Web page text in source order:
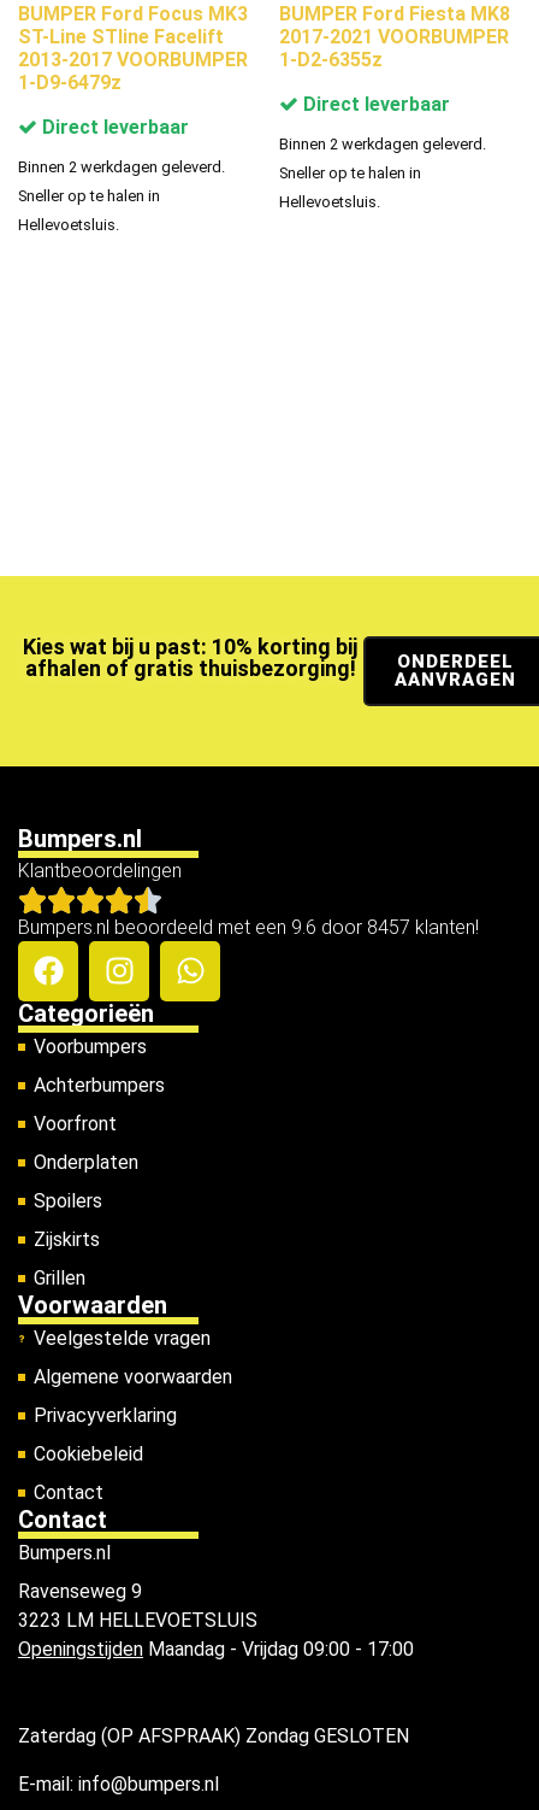
BUMPER Ford Focus MK3
ST-Line STline Facelift
2013-2017 VOORBUMPER
1-D9-6479z
Direct leverbaar
Binnen 2 werkdagen geleverd.
Sneller op te halen in
Hellevoetsluis.
BUMPER Ford Fiesta MK8
2017-2021 VOORBUMPER
1-D2-6355z
Direct leverbaar
Binnen 2 werkdagen geleverd.
Sneller op te halen in
Hellevoetsluis.
Kies wat bij u past: 10% korting bij
afhalen of gratis thuisbezorging!
ONDERDEEL
AANVRAGEN
Bumpers.nl
Klantbeoordelingen
Bumpers.nl beoordeeld met een 9.6 door 8457 klanten!
Categorieën
Voorbumpers
Achterbumpers
Voorfront
Onderplaten
Spoilers
Zijskirts
Grillen
Voorwaarden
Veelgestelde vragen
Algemene voorwaarden
Privacyverklaring
Cookiebeleid
Contact
Contact
Bumpers.nl
Ravenseweg 9
3223 LM HELLEVOETSLUIS
Openingstijden Maandag - Vrijdag 09:00 - 17:00
Zaterdag (OP AFSPRAAK) Zondag GESLOTEN
E-mail: info@bumpers.nl